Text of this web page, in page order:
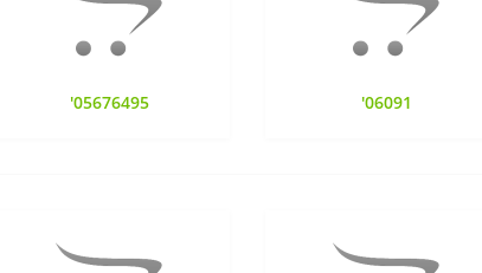
'05676495 '06091